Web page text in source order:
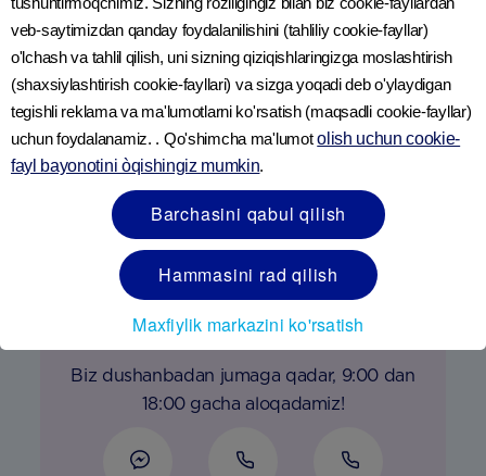
Savollar tug‘ildimi?
Biz dushanbadan jumaga qadar, 9:00 dan
18:00 gacha aloqadamiz!
veb-saytimizdan qanday foydalanilishini (tahliliy cookie-fayllar)
o'lchash va tahlil qilish, uni sizning qiziqishlaringizga moslashtirish
(shaxsiylashtirish cookie-fayllari) va sizga yoqadi deb o'ylaydigan
tegishli reklama va ma'lumotlarni ko'rsatish (maqsadli cookie-fayllar)
uchun foydalanamiz. . Qo'shimcha ma'lumotolish uchun cookie-
fayl bayonotini òqishingiz mumkin.
Barchasini qabul qilish
Hammasini rad qilish
Maxfiylik markazini ko'rsatish